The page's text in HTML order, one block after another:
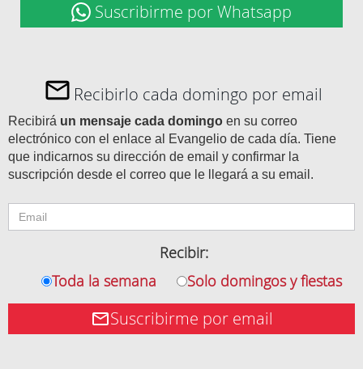
Suscribirme por Whatsapp
Recibirlo cada domingo por email
Recibirá un mensaje cada domingo en su correo
electrónico con el enlace al Evangelio de cada día. Tiene
que indicarnos su dirección de email y confirmar la
suscripción desde el correo que le llegará a su email.
Recibir:
Toda la semana
Solo domingos y fiestas
Suscribirme por email